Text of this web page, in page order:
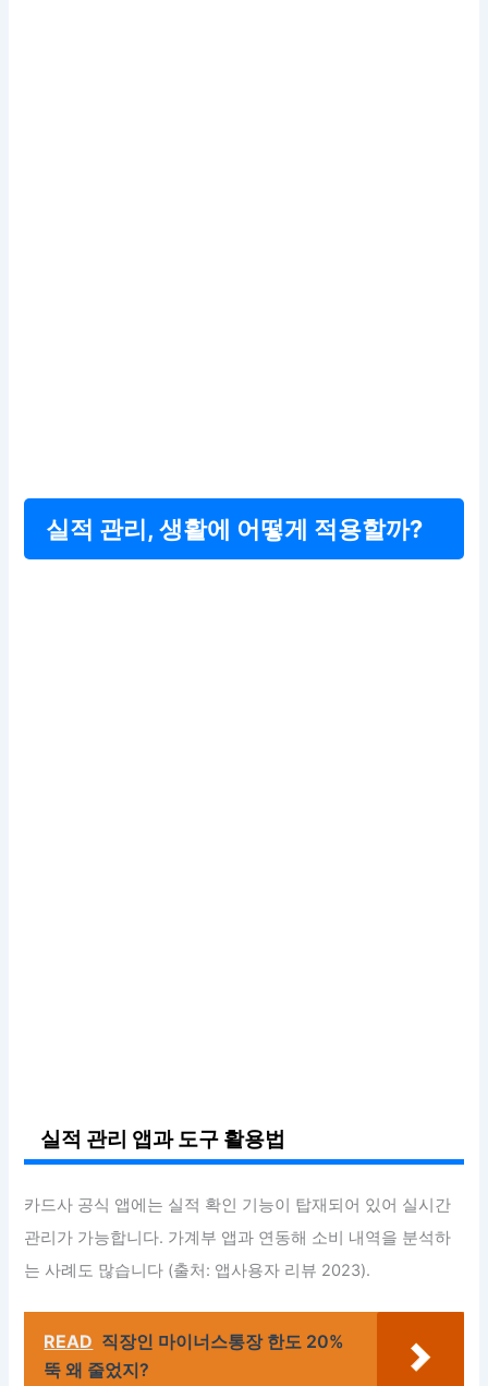
실적 관리, 생활에 어떻게 적용할까?
실적 관리 앱과 도구 활용법
카드사 공식 앱에는 실적 확인 기능이 탑재되어 있어 실시간
관리가 가능합니다. 가계부 앱과 연동해 소비 내역을 분석하
는 사례도 많습니다 (출처: 앱사용자 리뷰 2023).
READ 직장인 마이너스통장 한도 20%
뚝 왜 줄었지?